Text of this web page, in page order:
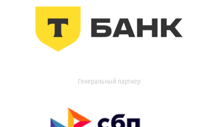
Генеральный партнер